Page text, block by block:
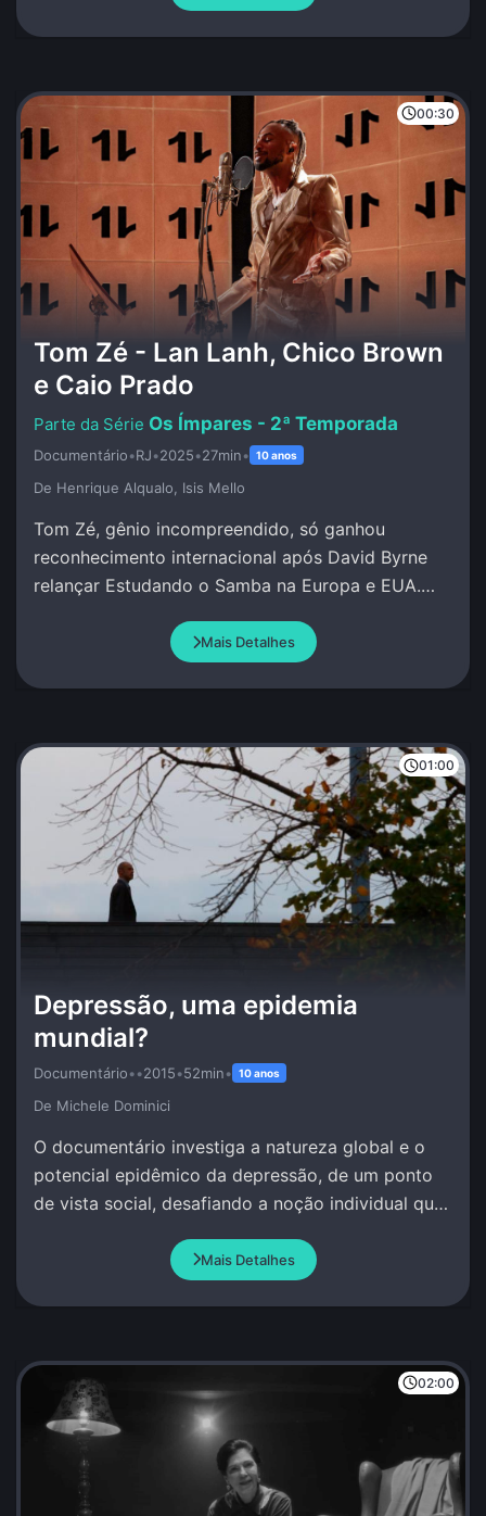
00:30
Tom Zé - Lan Lanh, Chico Brown
e Caio Prado
Os Ímpares - 2ª Temporada
Documentário•RJ•2025•27min• 10 anos
De Henrique Alqualo, Isis Mello
Tom Zé, gênio incompreendido, só ganhou
reconhecimento internacional após David Byrne
relançar Estudando o Samba na Europa e EUA.
Mais Detalhes
01:00
Depressão, uma epidemia
mundial?
Documentário••2015•52min• 10 anos
De Michele Dominici
O documentário investiga a natureza global e o
potencial epidêmico da depressão, de um ponto
de vista social, desafiando a noção individual que
Mais Detalhes
02:00